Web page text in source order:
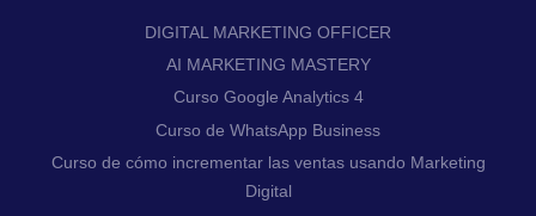
DIGITAL MARKETING OFFICER
AI MARKETING MASTERY
Curso Google Analytics 4
Curso de WhatsApp Business
Curso de cómo incrementar las ventas usando Marketing
Digital